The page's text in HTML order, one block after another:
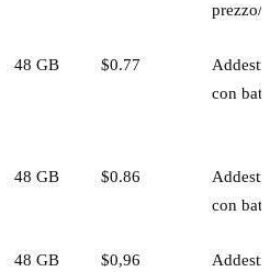
prezzo/
48 GB $0.77
con
48 GB $0.86
con
48 GB $0,96